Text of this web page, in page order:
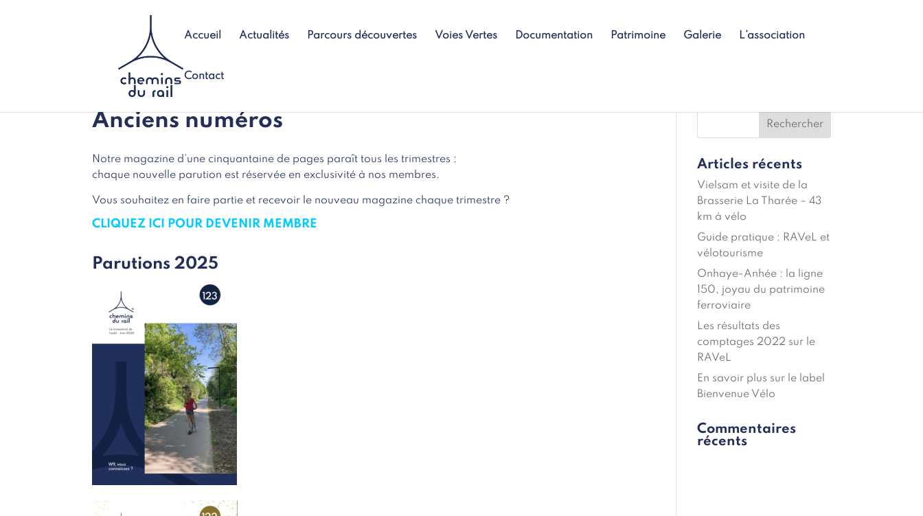
Accueil Actualités Parcours découvertes Voies Vertes Documentation Patrimoine Galerie L’association
Contact
Anciens numéros
Notre magazine d’une cinquantaine de pages paraît tous les trimestres :
chaque nouvelle parution est réservée en exclusivité à nos membres.
Vous souhaitez en faire partie et recevoir le nouveau magazine chaque trimestre ?
CLIQUEZ ICI POUR DEVENIR MEMBRE
Parutions 2025
Articles récents
Vielsam et visite de la
Brasserie La Tharée – 43
km à vélo
Guide pratique : RAVeL et
vélotourisme
Onhaye-Anhée : la ligne
150, joyau du patrimoine
ferroviaire
Les résultats des
comptages 2022 sur le
RAVeL
En savoir plus sur le label
Bienvenue Vélo
Commentaires
récents